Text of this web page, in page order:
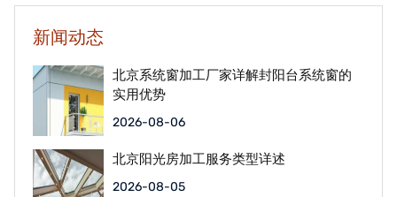
新闻动态
北京系统窗加工厂家详解封阳台系统窗的
实用优势
2026-08-06
北京阳光房加工服务类型详述
2026-08-05